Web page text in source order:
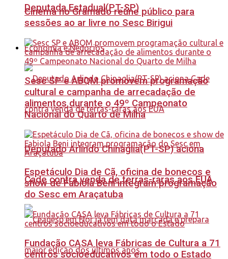
Deputada Estadual(PT-SP)
Economia e Negócios
Deputado Arlindo Chinaglia(PT-SP) aciona
Cade contra venda de terras-raras aos EUA
Cinema no Gramado reúne público para
sessões ao ar livre no Sesc Birigui
Sesc SP e ABQM promovem programação
cultural e campanha de arrecadação de
alimentos durante o 49º Campeonato
Nacional do Quarto de Milha
Espetáculo Dia de Cã, oficina de bonecos e
show de Fabiola Beni integram programação
do Sesc em Araçatuba
Fundação CASA leva Fábricas de Cultura a 71
centros socioeducativos em todo o Estado